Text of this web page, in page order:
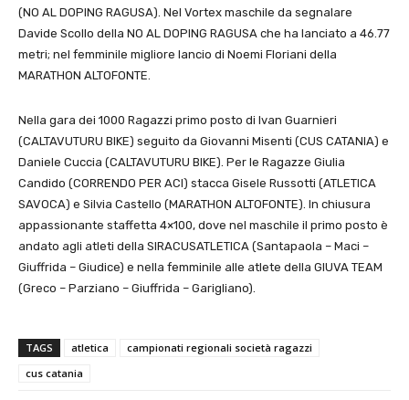
(NO AL DOPING RAGUSA). Nel Vortex maschile da segnalare
Davide Scollo della NO AL DOPING RAGUSA che ha lanciato a 46.77
metri; nel femminile migliore lancio di Noemi Floriani della
MARATHON ALTOFONTE.
Nella gara dei 1000 Ragazzi primo posto di Ivan Guarnieri
(CALTAVUTURU BIKE) seguito da Giovanni Misenti (CUS CATANIA) e
Daniele Cuccia (CALTAVUTURU BIKE). Per le Ragazze Giulia
Candido (CORRENDO PER ACI) stacca Gisele Russotti (ATLETICA
SAVOCA) e Silvia Castello (MARATHON ALTOFONTE). In chiusura
appassionante staffetta 4×100, dove nel maschile il primo posto è
andato agli atleti della SIRACUSATLETICA (Santapaola – Maci –
Giuffrida – Giudice) e nella femminile alle atlete della GIUVA TEAM
(Greco – Parziano – Giuffrida – Garigliano).
TAGS atletica
campionati regionali società ragazzi
cus catania